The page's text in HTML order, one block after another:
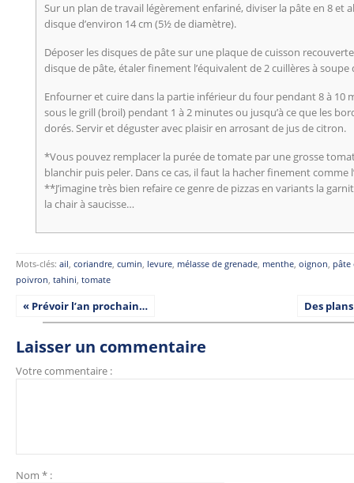
Sur un plan de travail légèrement enfariné, diviser la pâte en 8 et
disque d’environ 14 cm (5½ de diamètre).
Déposer les disques de pâte sur une plaque de cuisson
disque de pâte, étaler finement l’équivalent de 2 cuillères à soupe
Enfourner et cuire dans la partie inférieur du four pendant 8 à 10
sous le grill (broil) pendant 1 à 2 minutes ou jusqu’à ce que les
dorés. Servir et déguster avec plaisir en arrosant de jus de citron.
*Vous pouvez remplacer la purée de tomate par une grosse
blanchir puis peler. Dans ce cas, il faut la hacher finement comme
**J’imagine très bien refaire ce genre de pizzas en variants la
la chair à saucisse…
Mots-clés: ail, coriandre, cumin, levure, mélasse de grenade, menthe, oignon, pâte
poivron, tahini, tomate
« Prévoir l’an prochain… Des
Laisser un commentaire
Votre commentaire :
Nom * :